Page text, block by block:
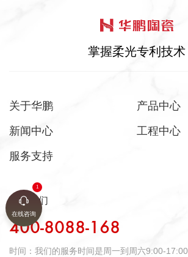
掌握柔光专利技术
关于华鹏 产品中心
新闻中心 工程中心
服务支持
联系我们
400-8088-168
时间： 我们的服务时间是周一到周六9:00-17:00
在线咨询